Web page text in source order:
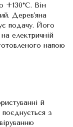
+130°C. Він
Дерев'яна
подачу. Його
електричній
напою
й
з